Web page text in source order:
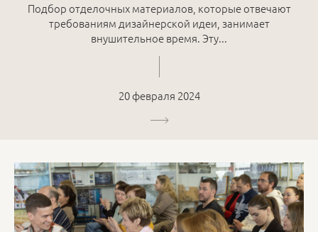
Подбор отделочных материалов, которые отвечают
требованиям дизайнерской идеи, занимает
внушительное время. Эту...
20 февраля 2024